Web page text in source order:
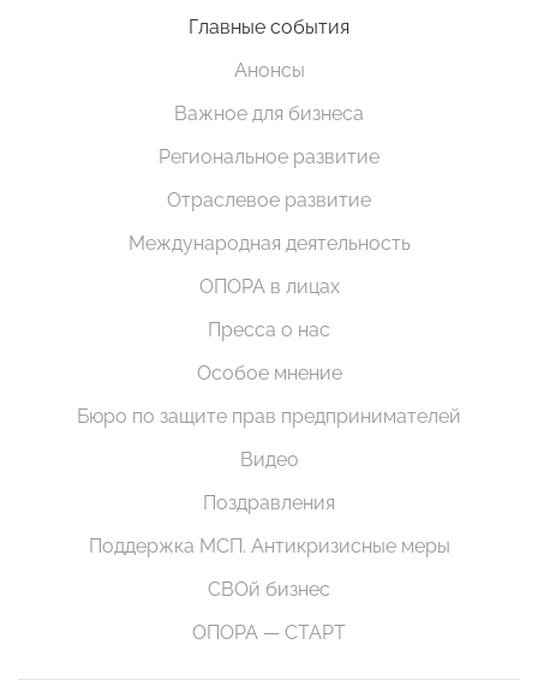
Главные события
Анонсы
Важное для бизнеса
Региональное развитие
Отраслевое развитие
Международная деятельность
ОПОРА в лицах
Пресса о нас
Особое мнение
Бюро по защите прав предпринимателей
Видео
Поздравления
Поддержка МСП. Антикризисные меры
СВОй бизнес
ОПОРА — СТАРТ